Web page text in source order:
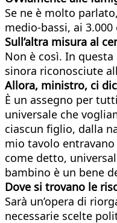
Se ne è molto
medio-bassi, ai
Sull’altra misura al
Non è così. In
sinora riconosciute
Allora, ministro, ci
È un assegno per
universale che
ciascun figlio, dalla
mio tavolo
come detto,
bambino è un bene
Dove si trovano le
Sarà un’opera di
necessarie scelte